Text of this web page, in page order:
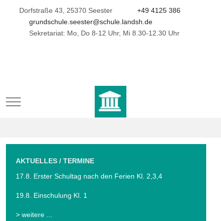
Dorfstraße 43, 25370 Seester
+49 4125 386
grundschule.seester@schule.landsh.de
Sekretariat: Mo, Do 8-12 Uhr, Mi 8.30-12.30 Uhr
Mobile Menu Toggle
AKTUELLES / TERMINE
17.8. Erster Schultag nach den Ferien Kl. 2,3,4
19.8. Einschulung Kl. 1
> weitere ...